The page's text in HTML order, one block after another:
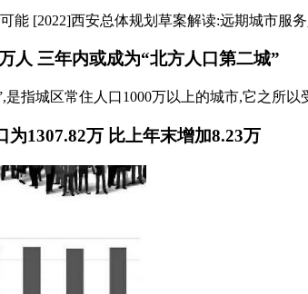
能 [2022]西安总体规划草案解读:远期城市
人 三年内或成为“北方人口第二城”
是指城区常住人口1000万以上的城市,它之所
为1307.82万 比上年末增加8.23万